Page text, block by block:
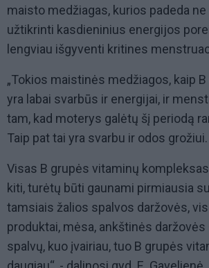
maisto medžiagas, kurios padeda
užtikrinti kasdieninius energijos
lengviau išgyventi kritines
„Tokios maistinės medžiagos, kaip
yra labai svarbūs ir energijai, ir
tam, kad moterys galėtų šį periodą
Taip pat tai yra svarbu ir odos grožiui.
Visas B grupės vitaminų
kiti, turėtų būti gaunami pirmiausia
tamsiais žalios spalvos daržovės,
produktai, mėsa, ankštinės daržovės
spalvų, kuo įvairiau, tuo B grupės